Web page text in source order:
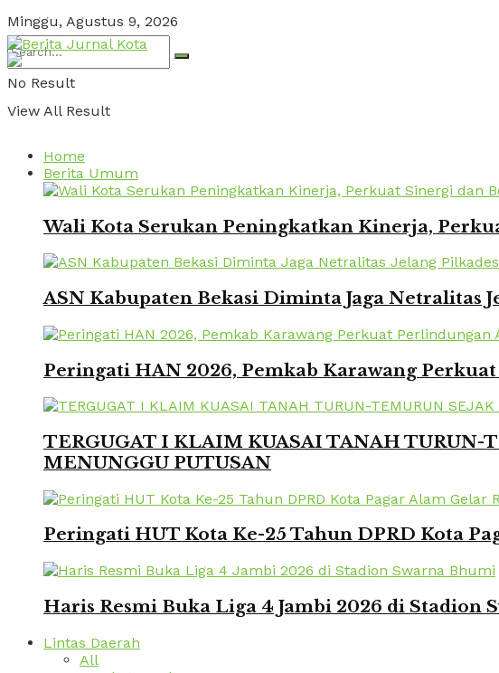
Minggu, Agustus 9, 2026
No Result
View All Result
Home
Berita Umum
Wali Kota Serukan Peningkatkan Kinerja,
ASN Kabupaten Bekasi Diminta Jaga Netralitas
Peringati HAN 2026, Pemkab Karawang
TERGUGAT I KLAIM KUASAI TANAH TURUN-
MENUNGGU PUTUSAN
Peringati HUT Kota Ke-25 Tahun DPRD Kota
Haris Resmi Buka Liga 4 Jambi 2026 di Stadion
Lintas Daerah
All